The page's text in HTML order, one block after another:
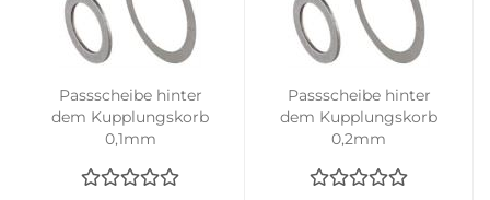
Passscheibe hinter
dem Kupplungskorb
0,1mm
Passscheibe hinter
dem Kupplungskorb
0,2mm